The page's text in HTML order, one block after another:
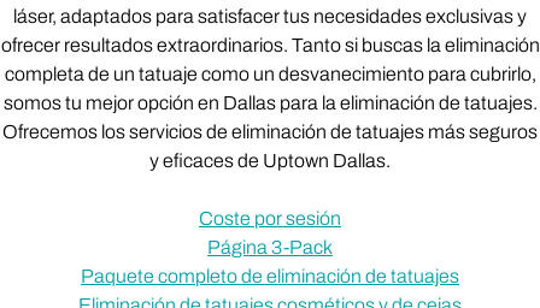
láser, adaptados para satisfacer tus necesidades exclusivas y
ofrecer resultados extraordinarios. Tanto si buscas la eliminación
completa de un tatuaje como un desvanecimiento para cubrirlo,
somos tu mejor opción en Dallas para la eliminación de tatuajes.
Ofrecemos los servicios de eliminación de tatuajes más seguros
y eficaces de Uptown Dallas.
Coste por sesión
Página 3-Pack
Paquete completo de eliminación de tatuajes